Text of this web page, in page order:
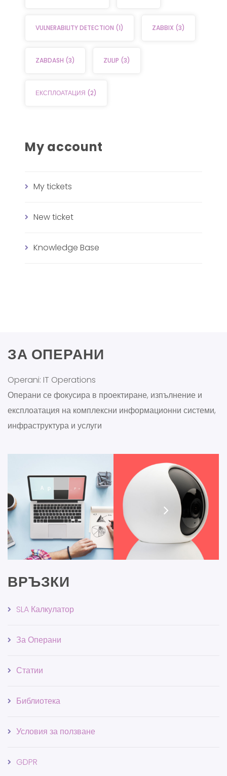
VULNERABILITY DETECTION (1) ZABBIX (3)
ZABDASH (3) ZULIP (3)
ЕКСПЛОАТАЦИЯ (2)
My account
My tickets
New ticket
Knowledge Base
ЗА ОПЕРАНИ
Operani: IT Operations
Операни се фокусира в проектиране, изпълнение и
експлоатация на комплексни информационни системи,
инфраструктура и услуги
ВРЪЗКИ
SLA Калкулатор
За Операни
Статии
Библиотека
Условия за ползване
GDPR